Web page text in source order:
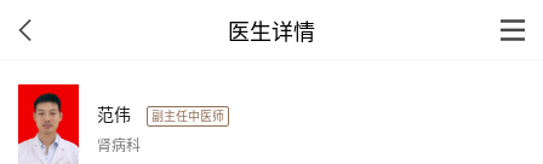
医生详情
范伟 副主任中医师
肾病科